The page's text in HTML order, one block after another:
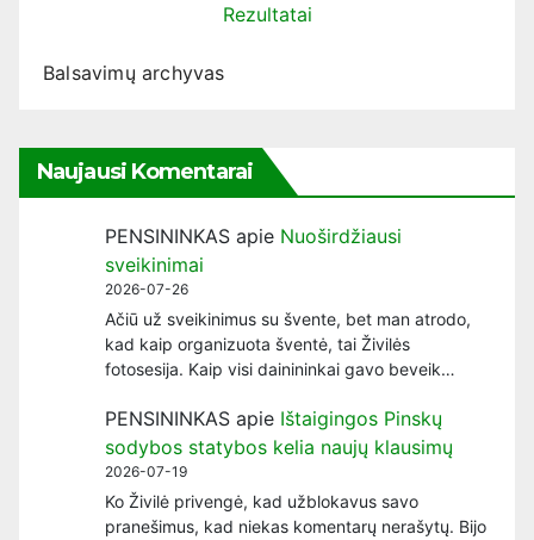
Rezultatai
Balsavimų archyvas
Naujausi Komentarai
PENSININKAS apie Nuoširdžiausi
sveikinimai
2026-07-26
Ačiū už sveikinimus su švente, bet man atrodo,
kad kaip organizuota šventė, tai Živilės
fotosesija. Kaip visi dainininkai gavo beveik…
PENSININKAS apie Ištaigingos Pinskų
sodybos statybos kelia naujų klausimų
2026-07-19
Ko Živilė privengė, kad užblokavus savo
pranešimus, kad niekas komentarų nerašytų. Bijo